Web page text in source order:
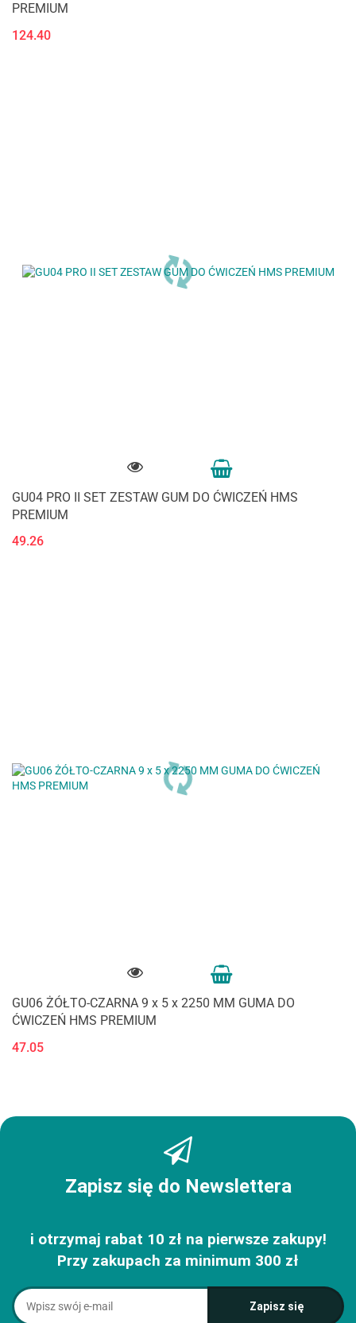
PREMIUM
124.40
GU04 PRO II SET ZESTAW GUM DO ĆWICZEŃ HMS
PREMIUM
49.26
GU06 ŻÓŁTO-CZARNA 9 x 5 x 2250 MM GUMA DO
ĆWICZEŃ HMS PREMIUM
47.05
Zapisz się do Newslettera
i otrzymaj rabat 10 zł na pierwsze zakupy!
Przy zakupach za minimum 300 zł